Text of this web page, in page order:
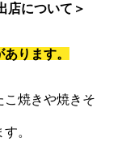
店について＞
ります。
こ焼きや焼きそ
。